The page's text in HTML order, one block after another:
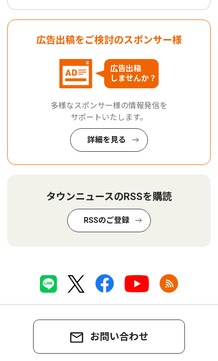
広告出稿をご検討のスポンサー様
広告出稿
しませんか？
多様なスポンサー様の情報発信を
サポートいたします。
詳細を見る
タウンニュースのRSSを購読
RSSのご登録
お問い合わせ